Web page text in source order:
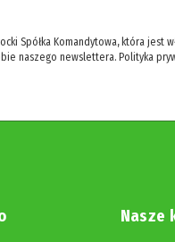
Spółka Komandytowa, która jest
naszego newslettera. Polityka
Nasze